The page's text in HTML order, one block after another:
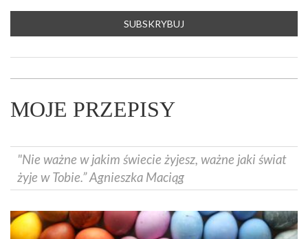
MOJE PRZEPISY
"Nie ważne w jakim świecie żyjesz, ważne jaki świat
żyje w Tobie.” Agnieszka Maciąg